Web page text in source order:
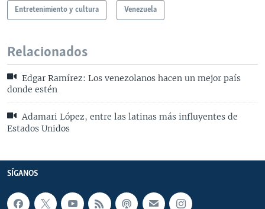
Entretenimiento y cultura Venezuela
Relacionados
Edgar Ramírez: Los venezolanos hacen un mejor país
donde estén
Adamari López, entre las latinas más influyentes de
Estados Unidos
SÍGANOS